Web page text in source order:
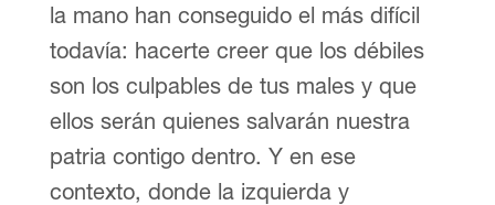
la mano han conseguido el más difícil
todavía: hacerte creer que los débiles
son los culpables de tus males y que
ellos serán quienes salvarán nuestra
patria contigo dentro. Y en ese
contexto, donde la izquierda y